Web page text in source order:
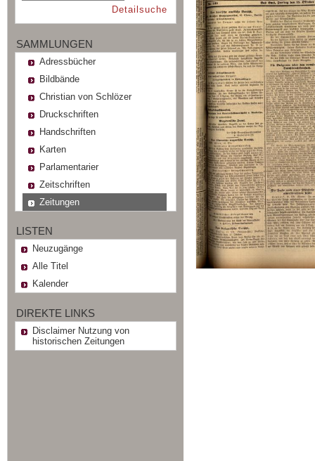
Detailsuche
SAMMLUNGEN
Adressbücher
Bildbände
Christian von Schlözer
Druckschriften
Handschriften
Karten
Parlamentarier
Zeitschriften
Zeitungen
LISTEN
Neuzugänge
Alle Titel
Kalender
DIREKTE LINKS
Disclaimer Nutzung von
historischen Zeitungen